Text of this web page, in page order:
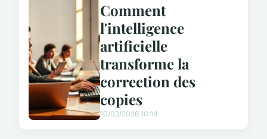
Comment
l'intelligence
artificielle
transforme la
correction des
copies
10/03/2026 10:14